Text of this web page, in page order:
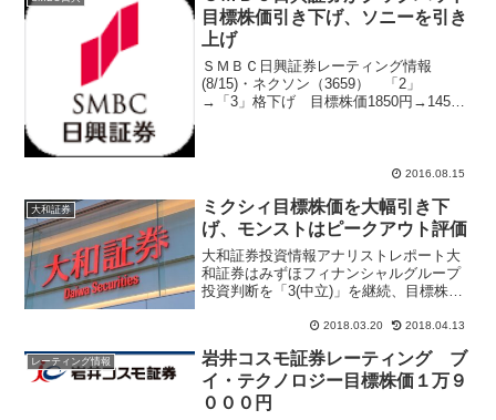
目標株価引き下げ、ソニーを引き
上げ
ＳＭＢＣ日興証券レーティング情報
(8/15)・ネクソン（3659） 「2」
→「3」格下げ 目標株価1850円→1450
2016.08.15
大和証券
ミクシィ目標株価を大幅引き下
げ、モンストはピークアウト評価
大和証券投資情報アナリストレポート大
和証券はみずほフィナンシャルグループ
投資判断を「3(中立)」を継続、目標株価
は2017年度通期連結純利益5600億円の銀
円5...
2018.03.20 2018.04.13
レーティング情報
岩井コスモ証券レーティング ブ
イ・テクノロジー目標株価１万９
０００円